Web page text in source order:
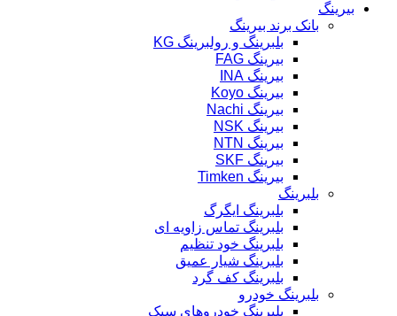
بیرینگ
بانک برند بیرینگ
بلبرینگ و رولبرینگ KG
بیرینگ FAG
بیرینگ INA
بیرینگ Koyo
بیرینگ Nachi
بیرینگ NSK
بیرینگ NTN
بیرینگ SKF
بیرینگ Timken
بلبرینگ
بلبرینگ ایگرگ
بلبرینگ تماس زاویه ای
بلبرینگ خود تنظیم
بلبرینگ شیار عمیق
بلبرینگ کف گرد
بلبرینگ خودرو
بلبرینگ خودروهای سبک